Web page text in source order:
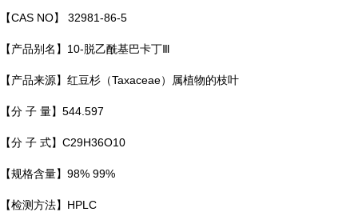
【CAS NO】 32981-86-5
【产品别名】 10-脱乙酰基巴卡丁Ⅲ
【产品来源】红豆杉（Taxaceae）属植物的枝叶
【分 子 量】544.597
【分 子 式】C29H36O10
【规格含量】 98% 99%
【检测方法】 HPLC